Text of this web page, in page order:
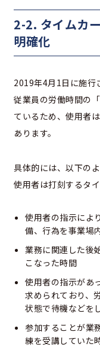
2-2. タイムカ
明確化
2019年4月1日に施行
従業員の労働時間の
ているため、使用者
あります。
具体的には、以下の
使用者は打刻するタ
使用者の指示によ
備、行為を事業場
業務に関連した後
こなった時間
使用者の指示があ
求められており、
状態で待機などを
参加することが業
練を受講していた